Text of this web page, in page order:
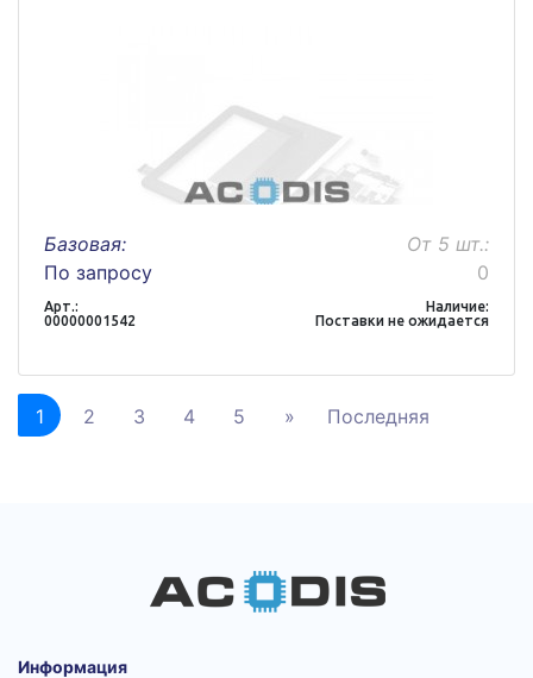
Базовая:
По запросу
От 5 шт.:
0
Арт.:
00000001542
Наличие:
Поставки не ожидается
1 2 3 4 5 » Последняя
Информация